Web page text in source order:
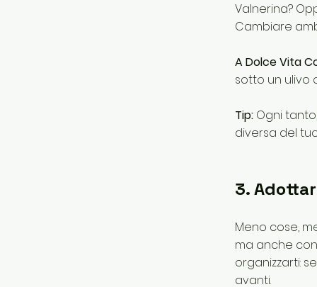
Valnerina?
Cambiare
A Dolce Vita
sotto un ulivo
Tip: Ogni
diversa del
3.
Meno cose,
ma anche
organizzarti:
avanti.